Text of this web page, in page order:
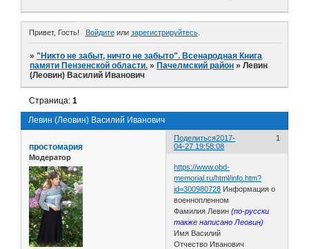
Привет, Гость! Войдитеили зарегистрируйтесь.
»"Никто не забыт, ничто не забыто". Всенародная Книга
памяти Пензенской области. » Пачелмский район »Левин
(Леовин) Василий Иванович
Левин (Леовин) Василий Иванович
Страница:1
Поделиться 1
2017-
04-27 19:58:08
простомария
Модератор
https://www.obd-
memorial.ru/html/info.htm?
id=300980728 Информация о
военнопленном
Фамилия Левин(по-русски
также написано Леовин)
Имя Василий
Отчество Иванович